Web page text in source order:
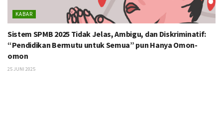
KABAR
Sistem SPMB 2025 Tidak Jelas, Ambigu, dan Diskriminatif:
“Pendidikan Bermutu untuk Semua” pun Hanya Omon-
omon
25 JUNI 2025